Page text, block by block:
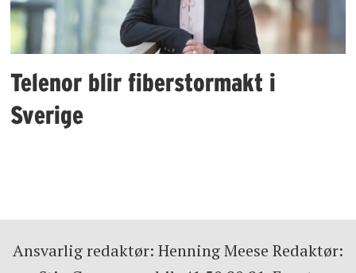
Telenor blir fiberstormakt i
Sverige
Ansvarlig redaktør: Henning Meese Redaktør: